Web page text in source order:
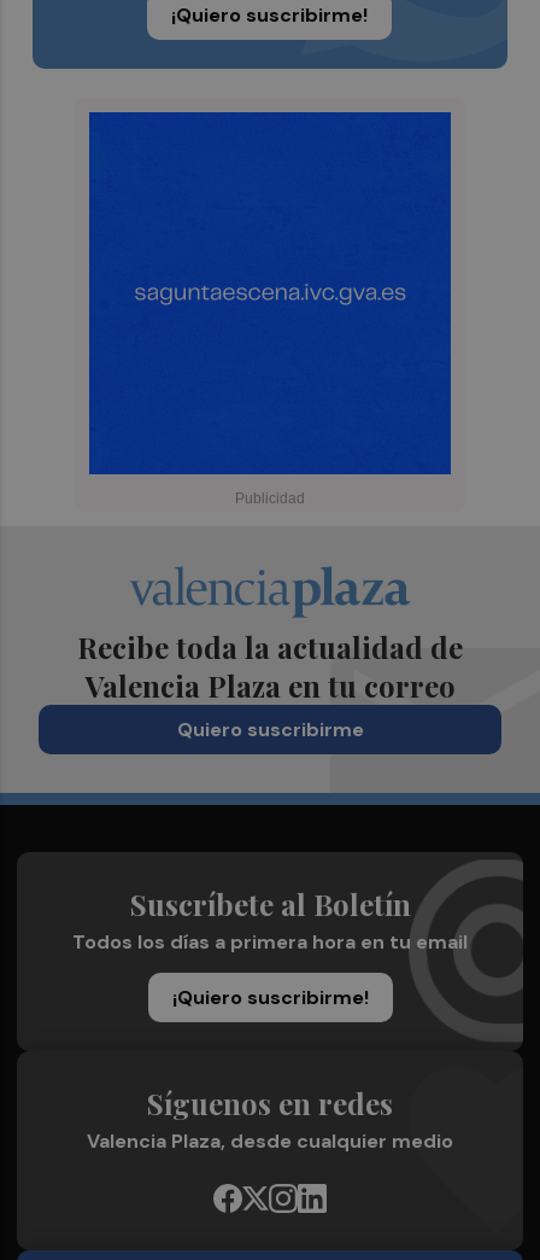
¡Quiero suscribirme!
Recibe toda la actualidad de
Valencia Plaza en tu correo
Quiero suscribirme
Suscríbete al Boletín
Todos los días a primera hora en tu email
¡Quiero suscribirme!
Síguenos en redes
Valencia Plaza, desde cualquier medio